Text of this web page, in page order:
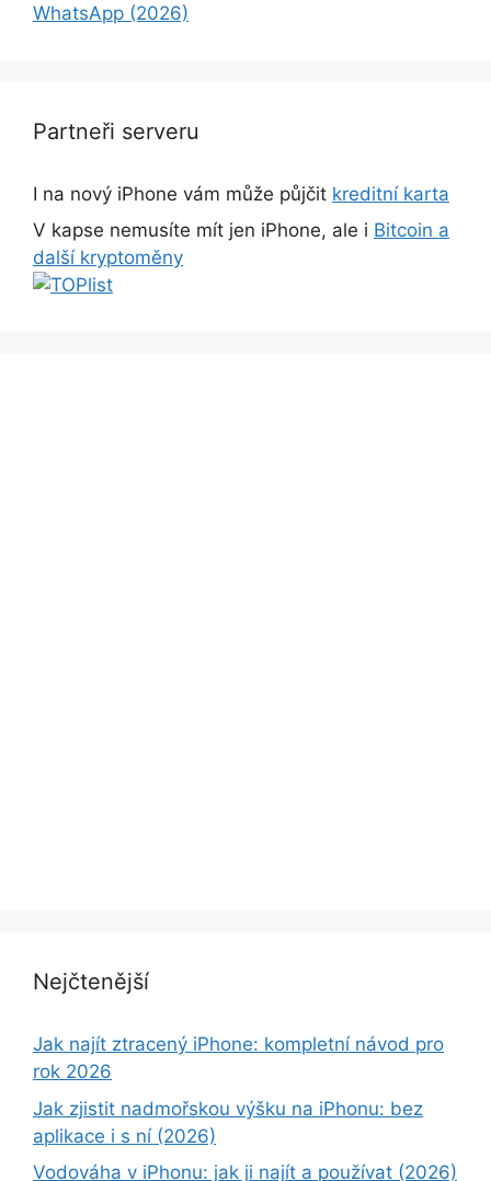
WhatsApp (2026)
Partneři serveru
I na nový iPhone vám může půjčit kreditní karta
V kapse nemusíte mít jen iPhone, ale i Bitcoin a
další kryptoměny
Nejčtenější
Jak najít ztracený iPhone: kompletní návod pro
rok 2026
Jak zjistit nadmořskou výšku na iPhonu: bez
aplikace i s ní (2026)
Vodováha v iPhonu: jak ji najít a používat (2026)